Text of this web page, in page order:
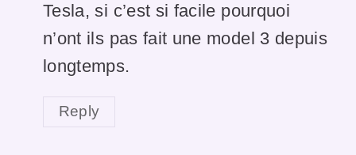
Tesla, si c’est si facile pourquoi
n’ont ils pas fait une model 3 depuis
longtemps.
Reply